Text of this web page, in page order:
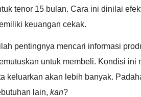
tenor 15 bulan. Cara ini dinilai
keuangan cekak.
pentingnya mencari informasi
untuk membeli. Kondisi ini
keluarkan akan lebih banyak.
lain, kan?